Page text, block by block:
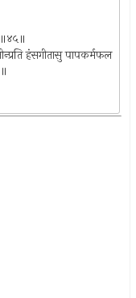
॥४५॥
हंसगीतासु पापकर्मफल